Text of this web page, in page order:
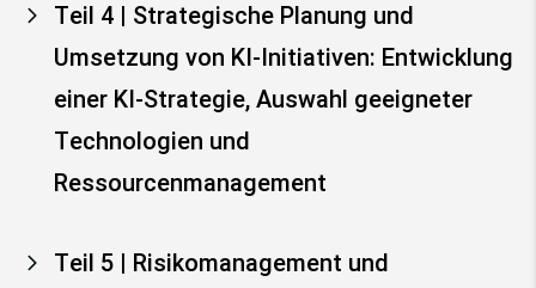
Teil 4 | Strategische Planung und
Umsetzung von KI-Initiativen: Entwicklung
einer KI-Strategie, Auswahl geeigneter
Technologien und
Ressourcenmanagement
Teil 5 | Risikomanagement und